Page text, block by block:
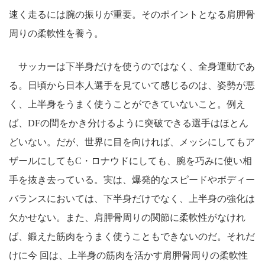
速く走るには腕の振りが重要。そのポイントとなる肩胛骨
周りの柔軟性を養う。
サッカーは下半身だけを使うのではなく、全身運動であ
る。日頃から日本人選手を見ていて感じるのは、姿勢が悪
く、上半身をうまく使うことができていないこと。例え
ば、DFの間をかき分けるように突破できる選手はほとん
どいない。だが、世界に目を向ければ、メッシにしてもア
ザールにしてもC・ロナウドにしても、腕を巧みに使い相
手を抜き去っている。実は、爆発的なスピードやボディー
バランスにおいては、下半身だけでなく、上半身の強化は
欠かせない。また、肩胛骨周りの関節に柔軟性がなけれ
ば、鍛えた筋肉をうまく使うこともできないのだ。それだ
けに今 回は、上半身の筋肉を活かす肩胛骨周りの柔軟性